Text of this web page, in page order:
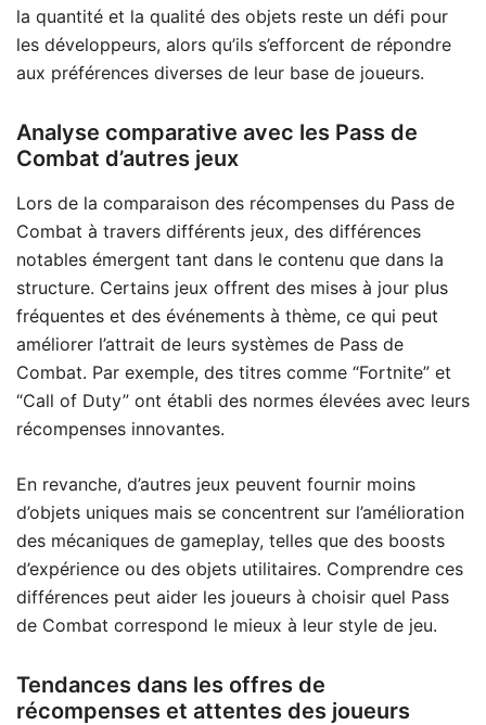
la quantité et la qualité des objets reste un défi pour
les développeurs, alors qu’ils s’efforcent de répondre
aux préférences diverses de leur base de joueurs.
Analyse comparative avec les Pass de
Combat d’autres jeux
Lors de la comparaison des récompenses du Pass de
Combat à travers différents jeux, des différences
notables émergent tant dans le contenu que dans la
structure. Certains jeux offrent des mises à jour plus
fréquentes et des événements à thème, ce qui peut
améliorer l’attrait de leurs systèmes de Pass de
Combat. Par exemple, des titres comme “Fortnite” et
“Call of Duty” ont établi des normes élevées avec leurs
récompenses innovantes.
En revanche, d’autres jeux peuvent fournir moins
d’objets uniques mais se concentrent sur l’amélioration
des mécaniques de gameplay, telles que des boosts
d’expérience ou des objets utilitaires. Comprendre ces
différences peut aider les joueurs à choisir quel Pass
de Combat correspond le mieux à leur style de jeu.
Tendances dans les offres de
récompenses et attentes des joueurs